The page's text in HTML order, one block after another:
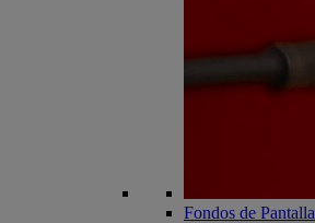
Fondos de Pantalla